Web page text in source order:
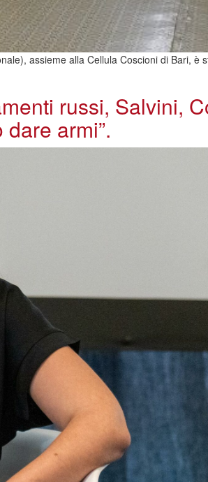
assieme alla Cellula Coscioni di Bari, è
russi, Salvini,
armi”.